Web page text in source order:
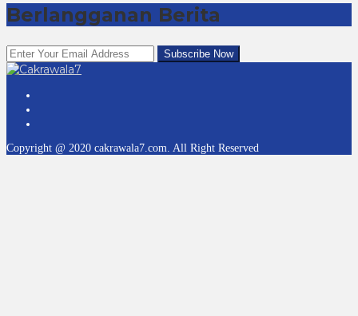
Berlangganan Berita
Copyright @ 2020 cakrawala7.com. All Right Reserved